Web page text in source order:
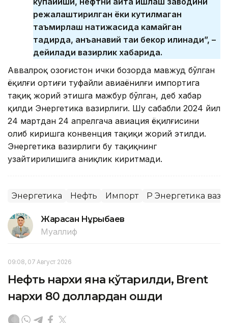
режалаштирилган ёки кутилмаган
таъмирлаш натижасида камайган
тақдирда, анъанавий тақиқ бекор қилинади”, –
дейилади вазирлик хабарида.
Аввалроқ Қозоғистон ички бозорда мавжуд бўлган
ёқилғи ортиғи туфайли авиаёнилғи импортига
тақиқ жорий этишга мажбур бўлган, деб хабар
қилди Энергетика вазирлиги. Шу сабабли 2024 йил
24 мартдан 24 апрелгача авиация ёқилғисини
олиб киришга конвенция тақиқи жорий этилди.
Энергетика вазирлиги бу тақиқнинг
узайтирилишига аниқлик киритмади.
Энергетика Нефть Импорт ҚР Энергетика
Жарасқан Нұрыбаев
Муаллиф
09:08, 07 Август 2026
Нефть нархи яна кўтарилди, Brent
нархи 80 доллардан ошди